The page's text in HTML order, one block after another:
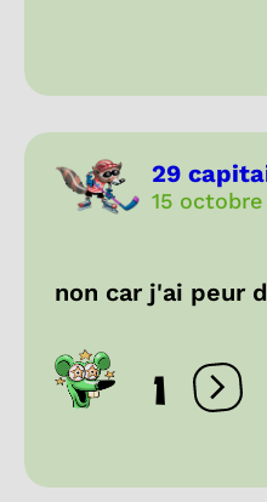
29
15
non car j'ai peur
1